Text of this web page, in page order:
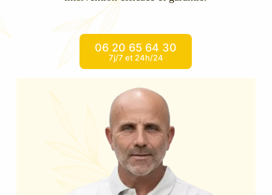
06 20 65 64 30
7j/7 et 24h/24